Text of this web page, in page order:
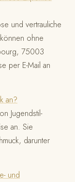
und vertrauliche
ohne
75003
per E-Mail an
an?
Jugendstil-
an. Sie
darunter
und